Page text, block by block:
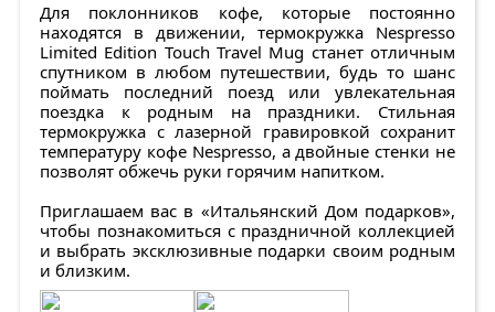
Для поклонников кофе, которые постоянно
находятся в движении, термокружка Nespresso
Limited Edition Touch Travel Mug станет отличным
спутником в любом путешествии, будь то шанс
поймать последний поезд или увлекательная
поездка к родным на праздники. Стильная
термокружка с лазерной гравировкой сохранит
температуру кофе Nespresso, а двойные стенки не
позволят обжечь руки горячим напитком.
Приглашаем вас в «Итальянский Дом подарков»,
чтобы познакомиться с праздничной коллекцией
и выбрать эксклюзивные подарки своим родным
и близким.